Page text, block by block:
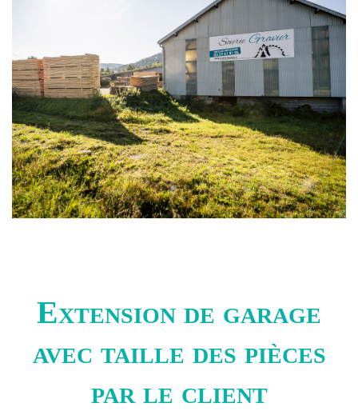
Extension de garage
avec taille des pièces
par le client